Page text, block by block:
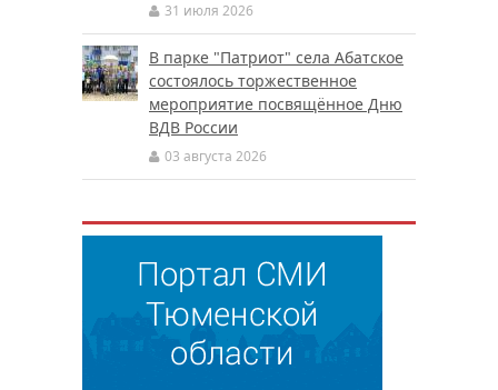
31 июля 2026
В парке "Патриот" села Абатское
состоялось торжественное
мероприятие посвящённое Дню
ВДВ России
03 августа 2026